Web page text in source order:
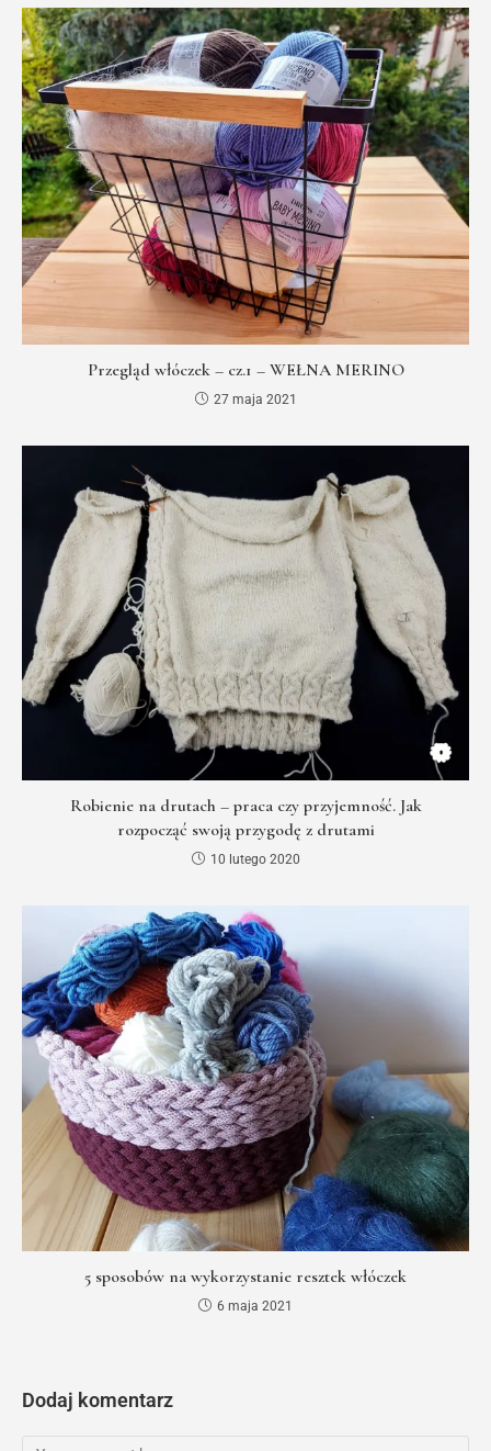
Przegląd włóczek – cz.1 – WEŁNA MERINO
27 maja 2021
Robienie na drutach – praca czy przyjemność. Jak
rozpocząć swoją przygodę z drutami
10 lutego 2020
5 sposobów na wykorzystanie resztek włóczek
6 maja 2021
Dodaj komentarz